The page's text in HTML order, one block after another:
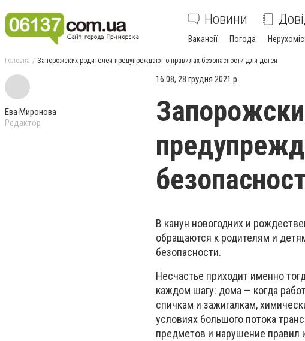
Новини
Вакансії Погода
Головна Запорожских родителей предупреждают о правилах безопасности для детей
Ева Миронова
Редактор
16:08, 28 грудня 2021 р.
В канун новогодних и
обращаются к родителям и
безопасности.
Несчастье приходит именно
каждом шагу: дома — когда
спичкам и зажигалкам,
условиях большого потока
предметов и нарушение правил